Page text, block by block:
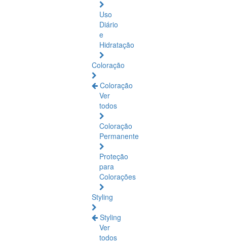
Uso
Diário
e
Hidratação
Coloração
Coloração
Ver
todos
Coloração
Permanente
Proteção
para
Colorações
Styling
Styling
Ver
todos